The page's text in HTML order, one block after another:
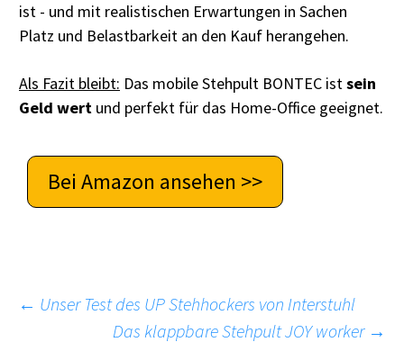
ist - und mit realistischen Erwartungen in Sachen
Platz und Belastbarkeit an den Kauf herangehen.
Als Fazit bleibt: Das mobile Stehpult BONTEC istsein
Geld wert und perfekt für das Home-Office geeignet.
Bei Amazon ansehen >>
Beitragsnavigation
← Unser Test des UP Stehhockers von Interstuhl
Das klappbare Stehpult JOY worker →